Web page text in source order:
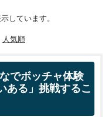
しています。
人気順
でボッチャ体験
ある」挑戦するこ